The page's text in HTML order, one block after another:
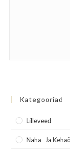
Kategooriad
Lilleveed
Naha- Ja